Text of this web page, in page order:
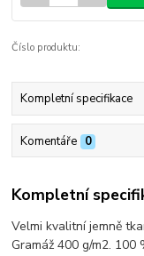
Číslo produktu:
Kompletní specifikace
Komentáře 0
Kompletní
Velmi kvalitní jemně
Gramáž 400 g/m2. 100